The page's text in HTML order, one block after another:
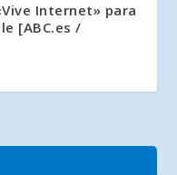
Internet» para
[ABC.es /